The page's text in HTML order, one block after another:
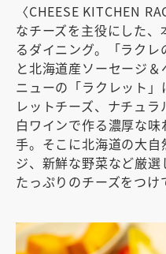
〈CHEESE KITCHEN
なチーズを主役にした、
るダイニング。「ラク
と北海道産ソーセージ
ニューの「ラクレット
レットチーズ、ナチュラ
白ワインで作る濃厚な
手。そこに北海道の大
ジ、新鮮な野菜など厳選
たっぷりのチーズをつけ